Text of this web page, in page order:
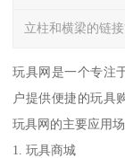
立柱和横梁的链
玩具网是一个专注
户提供便捷的玩具
玩具网的主要应用
1. 玩具商城